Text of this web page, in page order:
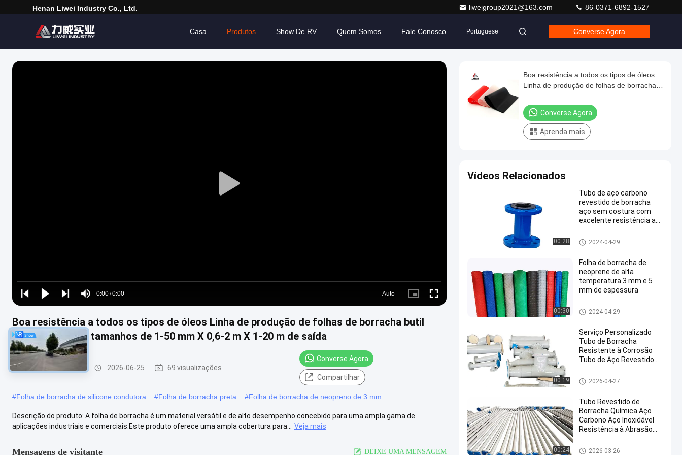
Henan Liwei Industry Co., Ltd. liweigroup2021@163.com 86-0371-6892-1527
Casa Produtos Show De RV Quem Somos Fale Conosco Portuguese Converse Agora
Play
Play
Play
Play
Mute
Time
0:00/0:00
Loaded:
0%
Auto
Picture- Fullscreen
Boa resistência a todos os tipos de óleos Linha de produção de folhas de borracha butil
automotiva com tamanhos de 1-50 mm X 0,6-2 m X 1-20 m de saída
Folhas de borracha 2026-06-25 69 visualizações
Converse Agora
Compartilhar
#Folha de borracha de silicone condutora #Folha de borracha preta #Folha de borracha de neopreno de 3 mm
Descrição do produto: A folha de borracha é um material versátil e de alto desempenho concebido para uma ampla gama de
aplicações industriais e comerciais.Este produto oferece uma ampla cobertura para...
Veja mais
Mensagens de visitante DEIXE UMA MENSAGEM
Boa resistência a todos os tipos de óleos
Linha de produção de folhas de borracha
mm X 0,6-2 m X 1-20 m de saída
Converse Agora
Aprenda mais
Vídeos Relacionados
00:28
Tubo de aço carbono
revestido de borracha
aço sem costura com
excelente resistência ao
Tubos revestidos de borracha
2024-04-29
00:30
Folha de borracha de
neoprene de alta
temperatura 3 mm e 5
mm de espessura
Folhas de borracha
2024-04-29
00:19
Serviço Personalizado
Tubo de Borracha
Resistente à Corrosão
Tubo de Aço Revestido
Comprimentos Padrão de
6m ou Personalizado
Tubos revestidos de borracha
2026-04-27
00:24
Tubo Revestido de
Borracha Química Aço
Carbono Aço Inoxidável
Resistência à Abrasão
Duração Industrial
Tubos revestidos de borracha
2026-03-26